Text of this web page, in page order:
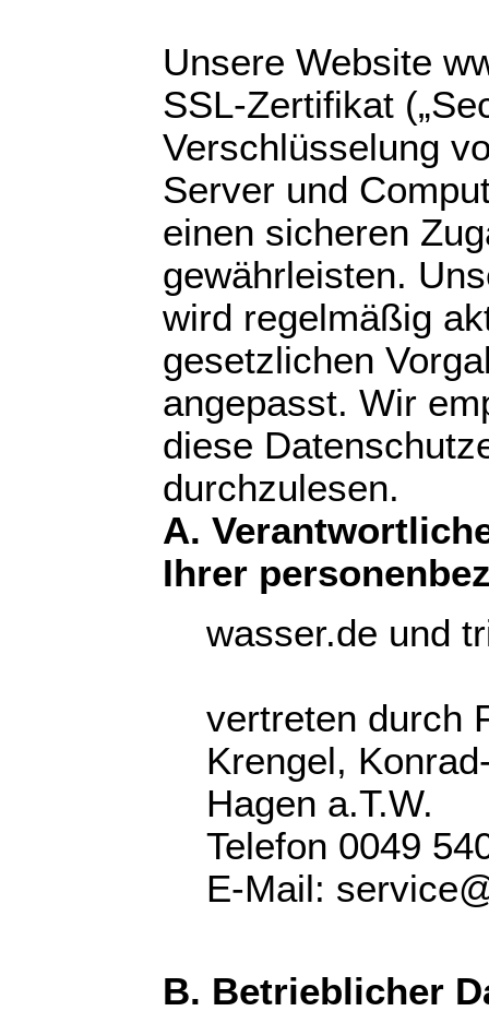
Unsere Website
SSL-Zertifikat
Verschlüsselung
Server und
einen sicheren
gewährleisten.
wird regelmäßig
gesetzlichen
angepasst. Wir
diese
durchzulesen.
A.
Ihrer
wasser.de und
vertreten durch
Krengel,
Hagen a.T.W.
Telefon 0049
E-Mail:
B. Betrieblicher